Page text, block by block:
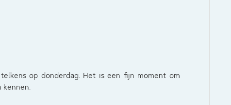
op donderdag. Het is een fijn moment om
kennen.